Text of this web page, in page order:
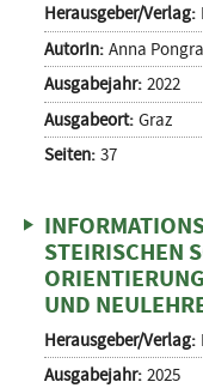
Herausgeber/Verlag:
AutorIn: Anna
Ausgabejahr: 2022
Ausgabeort: Graz
Seiten: 37
STEIRISCHEN
UND
Herausgeber/Verlag:
Ausgabejahr: 2025